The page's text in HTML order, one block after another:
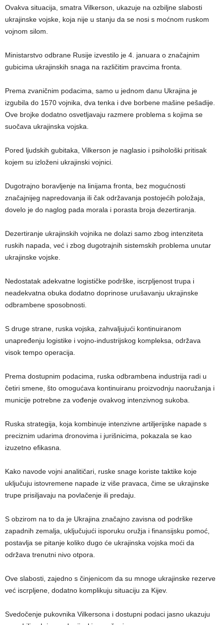
Ovakva situacija, smatra Vilkerson, ukazuje na ozbiljne slabosti
ukrajinske vojske, koja nije u stanju da se nosi s moćnom ruskom
vojnom silom.
Ministarstvo odbrane Rusije izvestilo je 4. januara o značajnim
gubicima ukrajinskih snaga na različitim pravcima fronta.
Prema zvaničnim podacima, samo u jednom danu Ukrajina je
izgubila do 1570 vojnika, dva tenka i dve borbene mašine pešadije.
Ove brojke dodatno osvetljavaju razmere problema s kojima se
suočava ukrajinska vojska.
Pored ljudskih gubitaka, Vilkerson je naglasio i psihološki pritisak
kojem su izloženi ukrajinski vojnici.
Dugotrajno boravljenje na linijama fronta, bez mogućnosti
značajnijeg napredovanja ili čak održavanja postojećih položaja,
dovelo je do naglog pada morala i porasta broja dezertiranja.
Dezertiranje ukrajinskih vojnika ne dolazi samo zbog intenziteta
ruskih napada, već i zbog dugotrajnih sistemskih problema unutar
ukrajinske vojske.
Nedostatak adekvatne logističke podrške, iscrpljenost trupa i
neadekvatna obuka dodatno doprinose urušavanju ukrajinske
odbrambene sposobnosti.
S druge strane, ruska vojska, zahvaljujući kontinuiranom
unapređenju logistike i vojno-industrijskog kompleksa, održava
visok tempo operacija.
Prema dostupnim podacima, ruska odbrambena industrija radi u
četiri smene, što omogućava kontinuiranu proizvodnju naoružanja i
municije potrebne za vođenje ovakvog intenzivnog sukoba.
Ruska strategija, koja kombinuje intenzivne artiljerijske napade s
preciznim udarima dronovima i jurišnicima, pokazala se kao
izuzetno efikasna.
Kako navode vojni analitičari, ruske snage koriste taktike koje
uključuju istovremene napade iz više pravaca, čime se ukrajinske
trupe prisiljavaju na povlačenje ili predaju.
S obzirom na to da je Ukrajina značajno zavisna od podrške
zapadnih zemalja, uključujući isporuku oružja i finansijsku pomoć,
postavlja se pitanje koliko dugo će ukrajinska vojska moći da
održava trenutni nivo otpora.
Ove slabosti, zajedno s činjenicom da su mnoge ukrajinske rezerve
već iscrpljene, dodatno komplikuju situaciju za Kijev.
Svedočenje pukovnika Vilkersona i dostupni podaci jasno ukazuju